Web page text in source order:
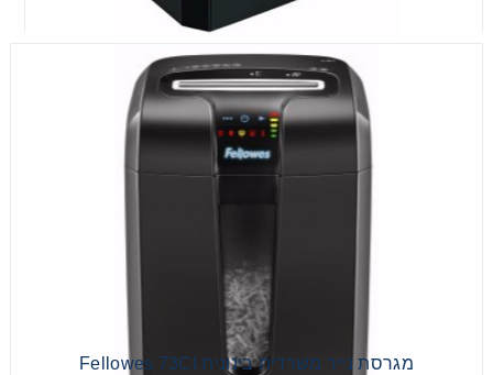
מגרסת נייר משרדית בינונית Fellowes 73CI
מגרסת נייר משרדית בינונית Fellowes 73CI